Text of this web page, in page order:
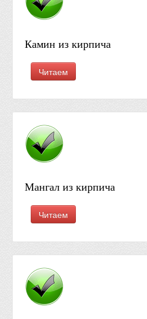
Камин из кирпича
Читаем
Мангал из кирпича
Читаем